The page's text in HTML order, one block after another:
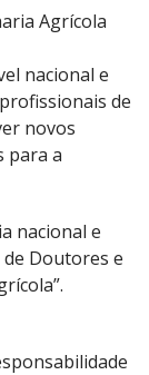
Agrícola
nacional e
de
novos
para a
nacional e
Doutores e